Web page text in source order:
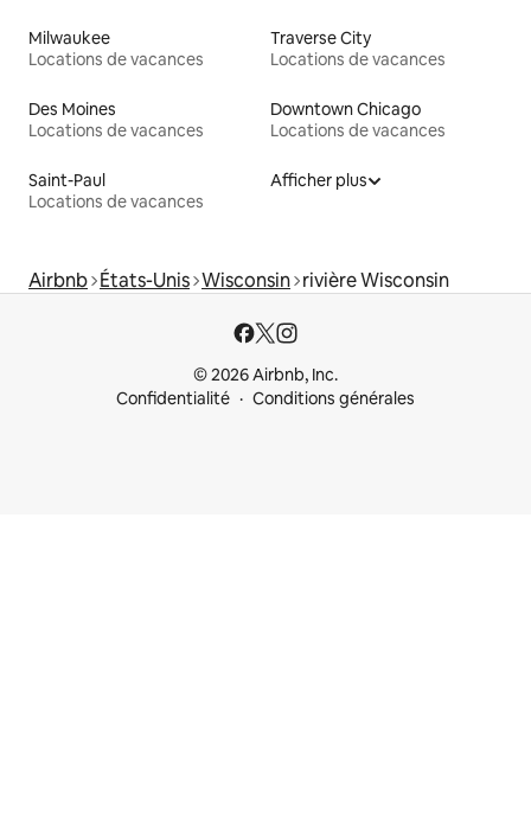
Milwaukee
Locations de vacances
Traverse City
Locations de vacances
Des Moines
Locations de vacances
Downtown Chicago
Locations de vacances
Saint-Paul
Locations de vacances
Afficher plus
Airbnb États-Unis Wisconsin rivière Wisconsin
© 2026 Airbnb, Inc.
Confidentialité
Conditions générales